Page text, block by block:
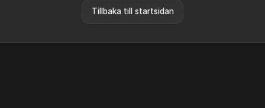
Tillbaka till startsidan